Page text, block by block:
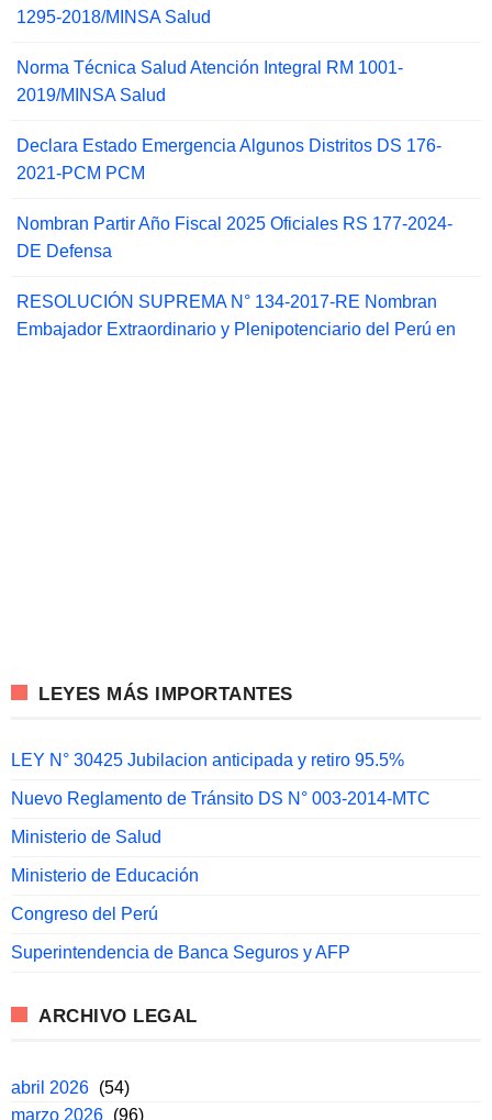
1295-2018/MINSA Salud
Norma Técnica Salud Atención Integral RM 1001-
2019/MINSA Salud
Declara Estado Emergencia Algunos Distritos DS 176-
2021-PCM PCM
Nombran Partir Año Fiscal 2025 Oficiales RS 177-2024-
DE Defensa
RESOLUCIÓN SUPREMA N° 134-2017-RE Nombran
Embajador Extraordinario y Plenipotenciario del Perú en
LEYES MÁS IMPORTANTES
LEY N° 30425 Jubilacion anticipada y retiro 95.5%
Nuevo Reglamento de Tránsito DS N° 003-2014-MTC
Ministerio de Salud
Ministerio de Educación
Congreso del Perú
Superintendencia de Banca Seguros y AFP
ARCHIVO LEGAL
abril 2026 (54)
marzo 2026 (96)